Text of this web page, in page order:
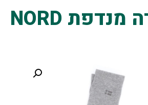
גרב עבודה מנדפת NORD